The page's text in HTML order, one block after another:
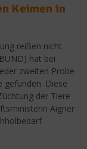
Keimen in
reißen nicht
hat bei
zweiten Probe
gefunden. Diese
der Tiere
Aigner